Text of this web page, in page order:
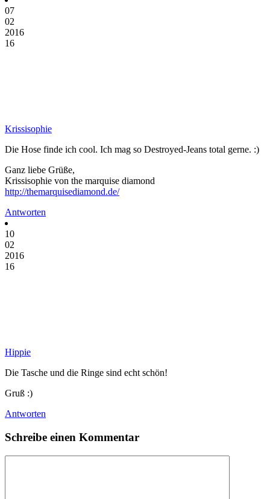
07
02
2016
16
Krissisophie
Die Hose finde ich cool. Ich mag so Destroyed-Jeans total gerne. :)
Ganz liebe Grüße,
Krissisophie von the marquise diamond
http://themarquisediamond.de/
Antworten
10
02
2016
16
Hippie
Die Tasche und die Ringe sind echt schön!
Gruß :)
Antworten
Schreibe einen Kommentar